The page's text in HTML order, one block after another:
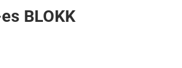
BLOKK